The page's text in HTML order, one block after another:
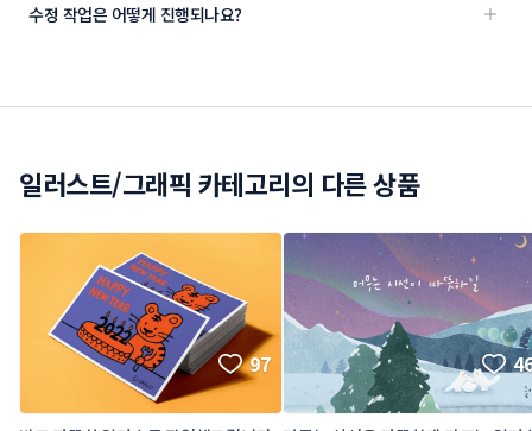
수정 작업은 어떻게 진행되나요?
일러스트/그래픽 카테고리의 다른 상품
97 46